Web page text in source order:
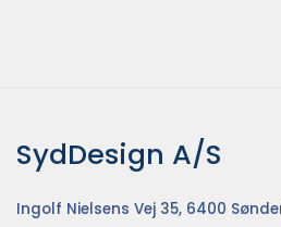
SydDesign A/S
Ingolf Nielsens Vej 35, 6400